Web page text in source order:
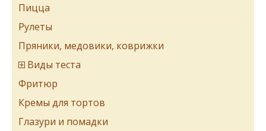
Пицца
Рулеты
Пряники, медовики, коврижки
Виды теста
Фритюр
Кремы для тортов
Глазури и помадки